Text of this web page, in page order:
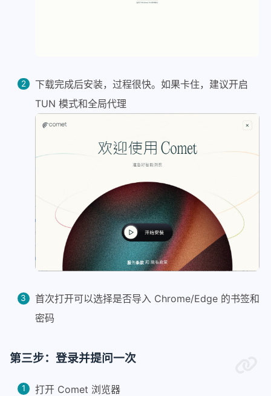
下载完成后安装，过程很快。如果卡住，建议开启
TUN 模式和全局代理
首次打开可以选择是否导入 Chrome/Edge 的书签和
密码
第三步：登录并提问一次
打开 Comet 浏览器